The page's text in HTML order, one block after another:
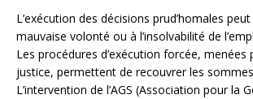
L’exécution des décisions prud’homales
mauvaise volonté ou à l’insolvabilité de
Les procédures d’exécution forcée, menées
justice, permettent de recouvrer les
L’intervention de l’AGS (Association pour la